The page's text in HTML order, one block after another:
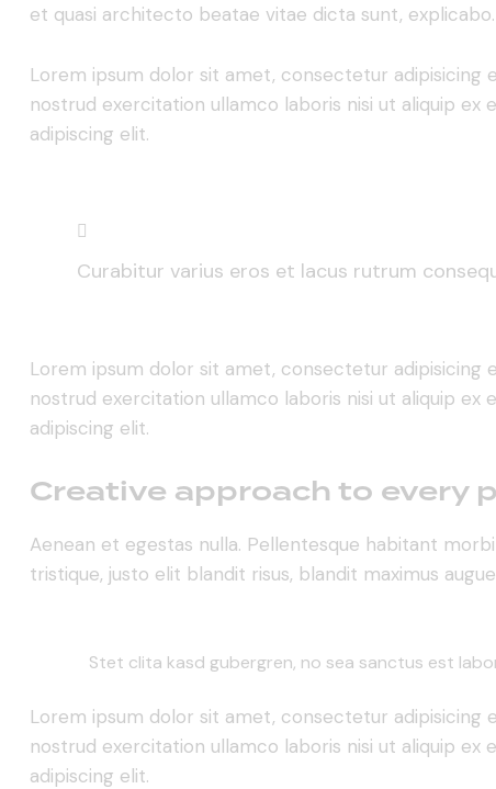
et quasi architecto beatae vitae dicta sunt, explicabo.
Lorem ipsum dolor sit amet, consectetur adipisicing
nostrud exercitation ullamco laboris nisi ut aliquip
adipiscing elit.
Curabitur varius eros et lacus rutrum
Lorem ipsum dolor sit amet, consectetur adipisicing
nostrud exercitation ullamco laboris nisi ut aliquip
adipiscing elit.
Creative approach to every
Aenean et egestas nulla. Pellentesque habitant
tristique, justo elit blandit risus, blandit maximus
Stet clita kasd gubergren, no sea sanctus est
Lorem ipsum dolor sit amet, consectetur adipisicing
nostrud exercitation ullamco laboris nisi ut aliquip
adipiscing elit.